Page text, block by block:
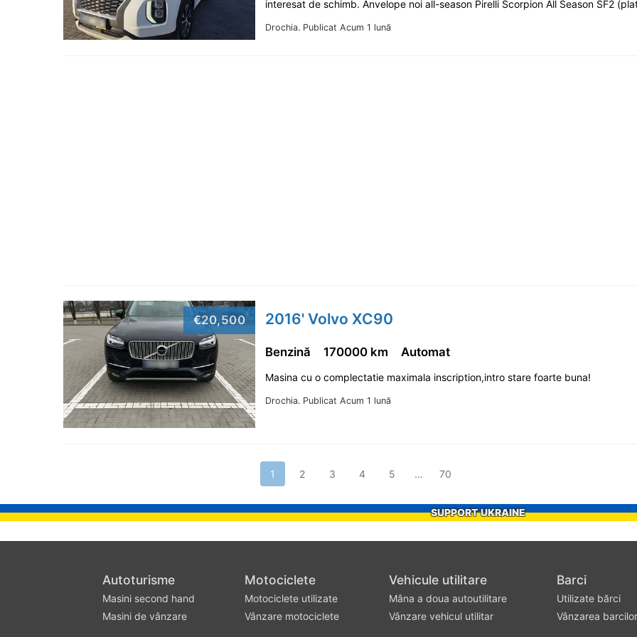
Drochia. Publicat Acum 1 lună
interesat de schimb. Anvelope noi all-season Pirelli Scorpion All Season SF2
€20,500 2016' Volvo XC90
Drochia. Publicat Acum 1 lună
Benzină 170000 km Automat
Masina cu o complectatie maximala inscription,intro stare foarte buna!
1 2 3 4 5 … 70
SUPPORT UKRAINE
Autoturisme
Masini second hand
Masinі de vânzare
Motociclete
Motociclete utilizate
Vânzare motociclete
Vehicule utilitare
Mâna a doua autoutilitare
Vânzare vehicul utilitar
Barci
Utilizate bărci
Vânzarea barcilor